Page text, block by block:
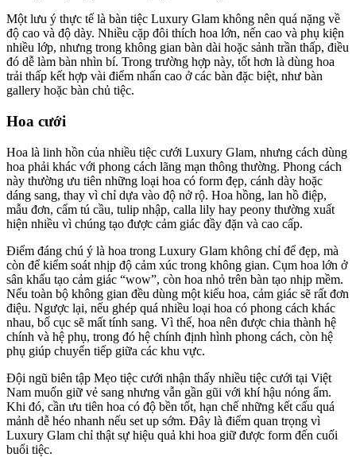
Một lưu ý thực tế là bàn tiệc Luxury Glam không nên quá nặng về
độ cao và độ dày. Nhiều cặp đôi thích hoa lớn, nến cao và phụ kiện
nhiều lớp, nhưng trong không gian bàn dài hoặc sảnh trần thấp, điều
đó dễ làm bàn nhìn bí. Trong trường hợp này, tốt hơn là dùng hoa
trải thấp kết hợp vài điểm nhấn cao ở các bàn đặc biệt, như bàn
gallery hoặc bàn chủ tiệc.
Hoa cưới
Hoa là linh hồn của nhiều tiệc cưới Luxury Glam, nhưng cách dùng
hoa phải khác với phong cách lãng mạn thông thường. Phong cách
này thường ưu tiên những loại hoa có form đẹp, cánh dày hoặc
dáng sang, thay vì chỉ dựa vào độ nở rộ. Hoa hồng, lan hồ điệp,
mẫu đơn, cẩm tú cầu, tulip nhập, calla lily hay peony thường xuất
hiện nhiều vì chúng tạo được cảm giác đầy đặn và cao cấp.
Điểm đáng chú ý là hoa trong Luxury Glam không chỉ để đẹp, mà
còn để kiểm soát nhịp độ cảm xúc trong không gian. Cụm hoa lớn ở
sân khấu tạo cảm giác “wow”, còn hoa nhỏ trên bàn tạo nhịp mềm.
Nếu toàn bộ không gian đều dùng một kiểu hoa, cảm giác sẽ rất đơn
điệu. Ngược lại, nếu ghép quá nhiều loại hoa có phong cách khác
nhau, bố cục sẽ mất tính sang. Vì thế, hoa nên được chia thành hệ
chính và hệ phụ, trong đó hệ chính định hình phong cách, còn hệ
phụ giúp chuyển tiếp giữa các khu vực.
Đội ngũ biên tập Mẹo tiệc cưới nhận thấy nhiều tiệc cưới tại Việt
Nam muốn giữ vẻ sang nhưng vẫn gần gũi với khí hậu nóng ẩm.
Khi đó, cần ưu tiên hoa có độ bền tốt, hạn chế những kết cấu quá
mảnh dễ héo nhanh nếu set up sớm. Đây là điểm quan trọng vì
Luxury Glam chỉ thật sự hiệu quả khi hoa giữ được form đến cuối
buổi tiệc.